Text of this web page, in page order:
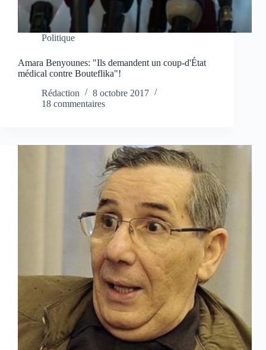
Politique
Amara Benyounes: "Ils demandent un coup-d'État
médical contre Bouteflika"!
Rédaction
8 octobre 2017
18 commentaires